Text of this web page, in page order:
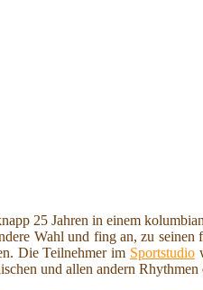
25 Jahren in einem
Wahl und fing an, zu
Die Teilnehmer im Sportstudio
und allen andern